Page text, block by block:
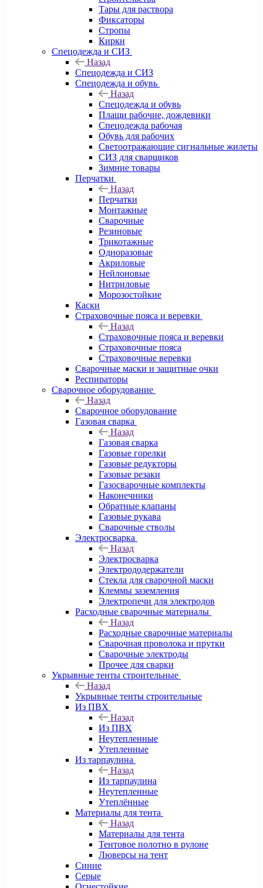
Тары для раствора
Фиксаторы
Стропы
Кирки
Спецодежда и СИЗ
Назад
Спецодежда и СИЗ
Спецодежда и обувь
Назад
Спецодежда и обувь
Плащи рабочие, дождевики
Спецодежда рабочая
Обувь для рабочих
Светоотражающие сигнальные жилеты
СИЗ для сварщиков
Зимние товары
Перчатки
Назад
Перчатки
Монтажные
Сварочные
Резиновые
Трикотажные
Одноразовые
Акриловые
Нейлоновые
Нитриловые
Морозостойкие
Каски
Страховочные пояса и веревки
Назад
Страховочные пояса и веревки
Страховочные пояса
Страховочные веревки
Сварочные маски и защитные очки
Респираторы
Сварочное оборудование
Назад
Сварочное оборудование
Газовая сварка
Назад
Газовая сварка
Газовые горелки
Газовые редукторы
Газовые резаки
Газосварочные комплекты
Наконечники
Обратные клапаны
Газовые рукава
Сварочные стволы
Электросварка
Назад
Электросварка
Электрододержатели
Стекла для сварочной маски
Клеммы заземления
Электропечи для электродов
Расходные сварочные материалы
Назад
Расходные сварочные материалы
Сварочная проволока и прутки
Сварочные электроды
Прочее для сварки
Укрывные тенты строительные
Назад
Укрывные тенты строительные
Из ПВХ
Назад
Из ПВХ
Неутепленные
Утепленные
Из тарпаулина
Назад
Из тарпаулина
Неутепленные
Утеплённые
Материалы для тента
Назад
Материалы для тента
Тентовое полотно в рулоне
Люверсы на тент
Синие
Серые